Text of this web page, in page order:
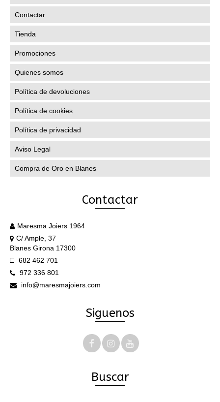
Contactar
Tienda
Promociones
Quienes somos
Política de devoluciones
Política de cookies
Política de privacidad
Aviso Legal
Compra de Oro en Blanes
Contactar
Maresma Joiers 1964
C/ Ample, 37
Blanes Girona 17300
682 462 701
972 336 801
info@maresmajoiers.com
Siguenos
Buscar